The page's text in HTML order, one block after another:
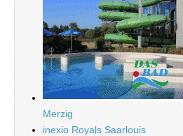
Merzig
inexio Royals Saarlouis